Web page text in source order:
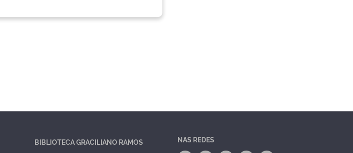
BIBLIOTECA GRACILIANO RAMOS
NAS REDES